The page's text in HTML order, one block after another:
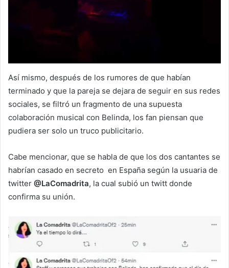
Así mismo, después de los rumores de que habían
terminado y que la pareja se dejara de seguir en sus redes
sociales, se filtró un fragmento de una supuesta
colaboración musical con Belinda, los fan piensan que
pudiera ser solo un truco publicitario.
Cabe mencionar, que se habla de que los dos cantantes se
habrían casado en secreto en España según la usuaria de
twitter @LaComadrita, la cual subió un twitt donde
confirma su unión.